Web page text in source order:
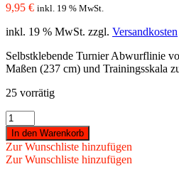
9,95 € inkl. 19 % MwSt.
inkl. 19 % MwSt. zzgl. Versandkosten
Selbstklebende Turnier Abwurflinie
Maßen (237 cm) und Trainingsskala
25 vorrätig
Winmau
-
Abwurflinie
Steel/Soft
Menge
In den Warenkorb
Zur Wunschliste hinzufügen
Zur Wunschliste hinzufügen